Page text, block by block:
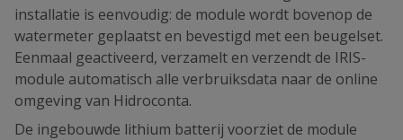
installatie is eenvoudig: de module wordt bovenop de
watermeter geplaatst en bevestigd met een beugelset.
Eenmaal geactiveerd, verzamelt en verzendt de IRIS-
module automatisch alle verbruiksdata naar de online
omgeving van Hidroconta.
De ingebouwde lithium batterij voorziet de module